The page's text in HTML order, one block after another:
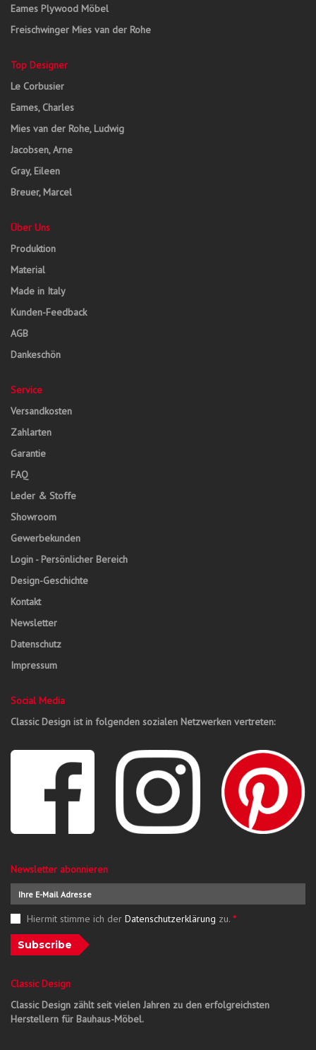
Eames Plywood Möbel
Freischwinger Mies van der Rohe
Top Designer
Le Corbusier
Eames, Charles
Mies van der Rohe, Ludwig
Jacobsen, Arne
Gray, Eileen
Breuer, Marcel
Über Uns
Produktion
Material
Made in Italy
Kunden-Feedback
AGB
Dankeschön
Service
Versandkosten
Zahlarten
Garantie
FAQ
Leder & Stoffe
Showroom
Gewerbekunden
Login - Persönlicher Bereich
Design-Geschichte
Kontakt
Newsletter
Datenschutz
Impressum
Social Media
Classic Design ist in folgenden sozialen Netzwerken vertreten:
Newsletter abonnieren
Hiermit stimme ich der Datenschutzerklärung zu. *
Subscribe
Classic Design
Classic Design zählt seit vielen Jahren zu den erfolgreichsten
Herstellern für Bauhaus-Möbel.